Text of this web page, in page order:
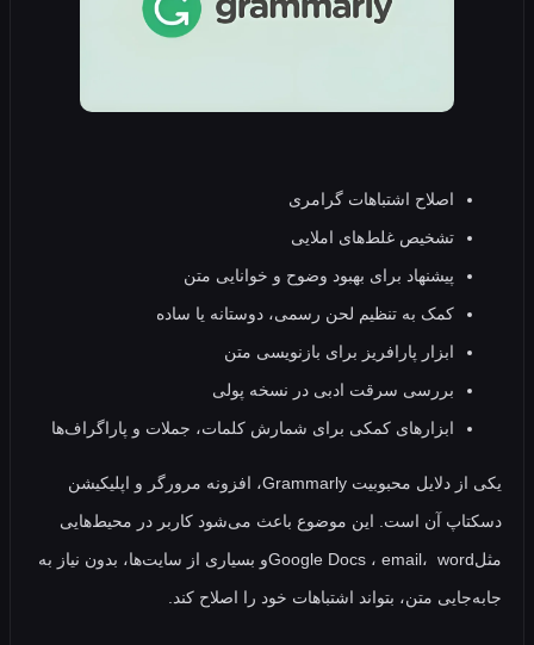
اصلاح اشتباهات گرامری
تشخیص غلط‌های املایی
پیشنهاد برای بهبود وضوح و خوانایی متن
کمک به تنظیم لحن رسمی، دوستانه یا ساده
ابزار پارافریز برای بازنویسی متن
بررسی سرقت ادبی در نسخه پولی
ابزارهای کمکی برای شمارش کلمات، جملات و پاراگراف‌ها
یکی از دلایل محبوبیت Grammarly، افزونه مرورگر و اپلیکیشن
آن است. این موضوع باعث می‌شود کاربر در محیط‌هایی
مثلGoogle Docs ، email، wordو بسیاری از سایت‌ها، بدون نیاز به
متن، بتواند اشتباهات خود را اصلاح کند.